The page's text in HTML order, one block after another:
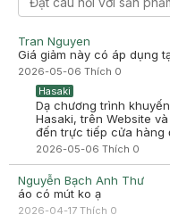
Tran Nguyen
Giá giảm này có áp dụng
2026-05-06 Thích 0
Hasaki
Dạ chương trình
Hasaki, trên Website
đến trực tiếp cửa hàng
2026-05-06 Thích 0
Nguyễn Bạch Anh Thư
áo có mút ko ạ
2026-04-17 Thích 0